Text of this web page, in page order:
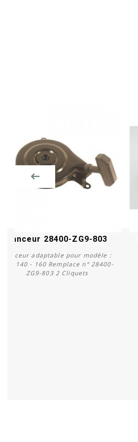
Lanceur 28400-ZG9-803
Lanceur adaptable pour modèle :
GXV 140 - 160 Remplace n° 28400-
ZG9-803 2 Cliquets